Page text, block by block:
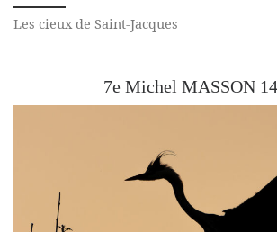
Les cieux de Saint-Jacques
7e Michel MASSON